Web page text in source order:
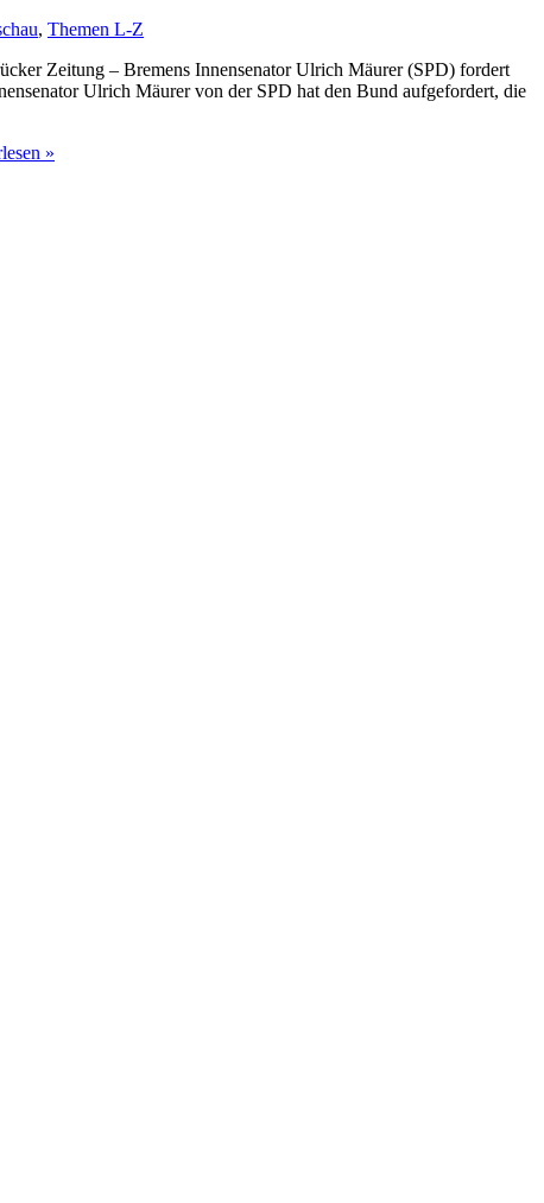
, Themen L-Z
Zeitung – Bremens Innensenator Ulrich Mäurer (SPD) fordert
Ulrich Mäurer von der SPD hat den Bund aufgefordert, die
»